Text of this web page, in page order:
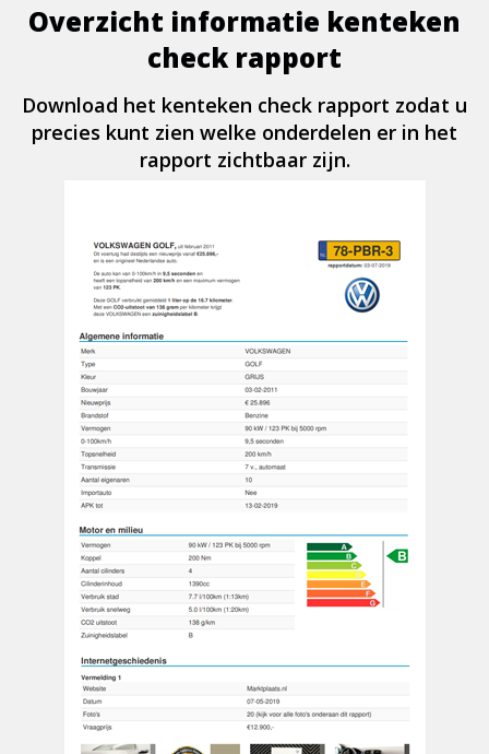
Overzicht informatie kenteken
check rapport
Download het kenteken check rapport zodat u
precies kunt zien welke onderdelen er in het
rapport zichtbaar zijn.